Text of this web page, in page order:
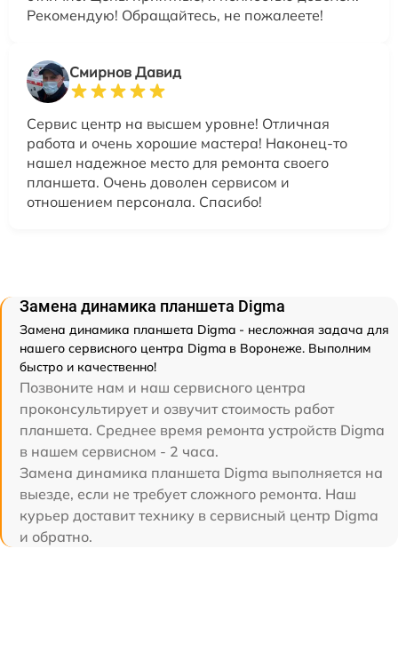
Рекомендую! Обращайтесь, не пожалеете!
Смирнов Давид
Сервис центр на высшем уровне! Отличная
работа и очень хорошие мастера! Наконец-то
нашел надежное место для ремонта своего
планшета. Очень доволен сервисом и
отношением персонала. Спасибо!
Замена динамика планшета Digma
Замена динамика планшета Digma - несложная задача для
нашего сервисного центра Digma в Воронеже. Выполним
быстро и качественно!
Позвоните нам и наш сервисного центра
проконсультирует и озвучит стоимость работ
планшета. Среднее время ремонта устройств Digma
в нашем сервисном - 2 часа.
Замена динамика планшета Digma выполняется на
выезде, если не требует сложного ремонта. Наш
курьер доставит технику в сервисный центр Digma
и обратно.